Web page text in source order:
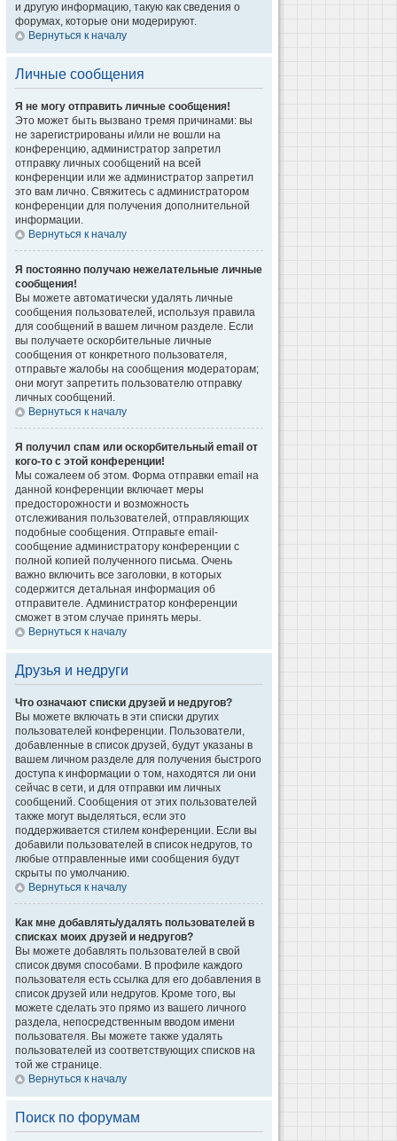
и другую информацию, такую как сведения о
форумах, которые они модерируют.
Вернуться к началу
Личные сообщения
Я не могу отправить личные сообщения!
Это может быть вызвано тремя причинами: вы
не зарегистрированы и/или не вошли на
конференцию, администратор запретил
отправку личных сообщений на всей
конференции или же администратор запретил
это вам лично. Свяжитесь с администратором
конференции для получения дополнительной
информации.
Вернуться к началу
Я постоянно получаю нежелательные личные
сообщения!
Вы можете автоматически удалять личные
сообщения пользователей, используя правила
для сообщений в вашем личном разделе. Если
вы получаете оскорбительные личные
сообщения от конкретного пользователя,
отправьте жалобы на сообщения модераторам;
они могут запретить пользователю отправку
личных сообщений.
Вернуться к началу
Я получил спам или оскорбительный email от
кого-то с этой конференции!
Мы сожалеем об этом. Форма отправки email на
данной конференции включает меры
предосторожности и возможность
отслеживания пользователей, отправляющих
подобные сообщения. Отправьте email-
сообщение администратору конференции с
полной копией полученного письма. Очень
важно включить все заголовки, в которых
содержится детальная информация об
отправителе. Администратор конференции
сможет в этом случае принять меры.
Вернуться к началу
Друзья и недруги
Что означают списки друзей и недругов?
Вы можете включать в эти списки других
пользователей конференции. Пользователи,
добавленные в список друзей, будут указаны в
вашем личном разделе для получения быстрого
доступа к информации о том, находятся ли они
сейчас в сети, и для отправки им личных
сообщений. Сообщения от этих пользователей
также могут выделяться, если это
поддерживается стилем конференции. Если вы
добавили пользователей в список недругов, то
любые отправленные ими сообщения будут
скрыты по умолчанию.
Вернуться к началу
Как мне добавлять/удалять пользователей в
списках моих друзей и недругов?
Вы можете добавлять пользователей в свой
список двумя способами. В профиле каждого
пользователя есть ссылка для его добавления в
список друзей или недругов. Кроме того, вы
можете сделать это прямо из вашего личного
раздела, непосредственным вводом имени
пользователя. Вы можете также удалять
пользователей из соответствующих списков на
той же странице.
Вернуться к началу
Поиск по форумам